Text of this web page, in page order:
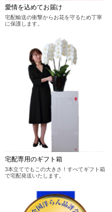
愛情を込めてお届け
宅配輸送の衝撃からお花を守るため丁寧
に保護します。
宅配専用のギフト箱
3本立てでもこの大きさ！すべてギフト箱
で宅配発送いたします。